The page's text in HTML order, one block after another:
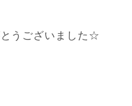
うございました☆